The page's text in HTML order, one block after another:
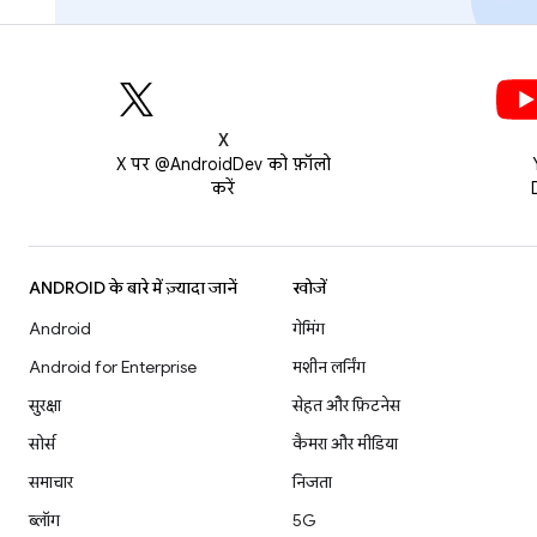
X
X पर @AndroidDev को फ़ॉलो
करें
ANDROID के बारे में ज़्यादा जानें
Android
Android for Enterprise
सुरक्षा
सोर्स
समाचार
ब्लॉग
खोजें
गेमिंग
मशीन लर्निंग
सेहत और फ़िटनेस
कैमरा और मीडिया
निजता
5G